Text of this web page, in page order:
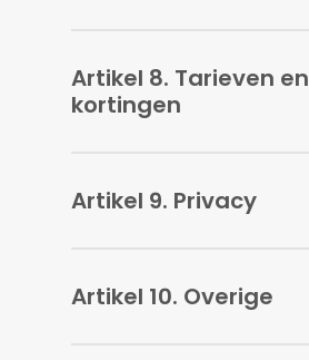
Artikel 8. Tarieven en
kortingen
Artikel 9. Privacy
Artikel 10. Overige